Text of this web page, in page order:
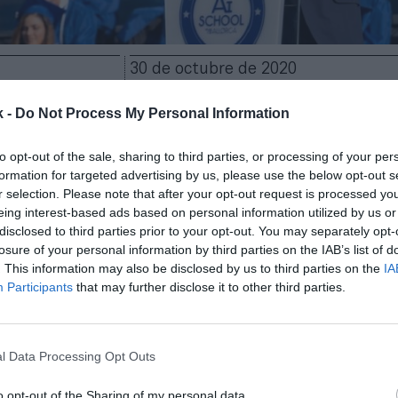
- Do Not Process My Personal Information
opt-out of the sale, sharing to third parties, or processing of your
for targeted advertising by us, please use the below opt-out
selection. Please note that after your opt-out request is processed
interest-based ads based on personal information utilized by us
to third parties prior to your opt-out. You may separately
of your personal information by third parties on the IAB’s list of
This information may also be disclosed by us to third parties on the
Participants that may further disclose it to other third parties.
Data Processing Opt Outs
30 de octubre de 2020
Guardar
seguirán contectando
durante cinco
y latelecoshan renovado el acuerdo de patrocinio,
como embajador de la compañía hasta 2025.
del acuerdo no se han desvelado.
entre Nadal y Telefónica empezó en 2014. En
el jugador ha protagonizado varias
ha aportado conocimiento tecnológico a la
gestión de datos de big data y el uso de